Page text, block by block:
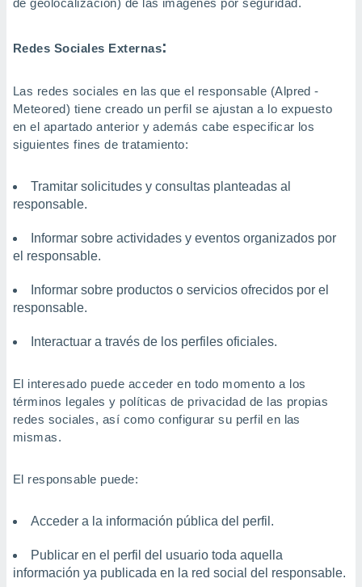
de geolocalización) de las imágenes por seguridad.
Redes Sociales Externas:
Las redes sociales en las que el responsable (Alpred -
Meteored) tiene creado un perfil se ajustan a lo expuesto
en el apartado anterior y además cabe especificar los
siguientes fines de tratamiento:
Tramitar solicitudes y consultas planteadas al
responsable.
Informar sobre actividades y eventos organizados por
el responsable.
Informar sobre productos o servicios ofrecidos por el
responsable.
Interactuar a través de los perfiles oficiales.
El interesado puede acceder en todo momento a los
términos legales y políticas de privacidad de las propias
redes sociales, así como configurar su perfil en las
mismas.
El responsable puede:
Acceder a la información pública del perfil.
Publicar en el perfil del usuario toda aquella
información ya publicada en la red social del responsable.